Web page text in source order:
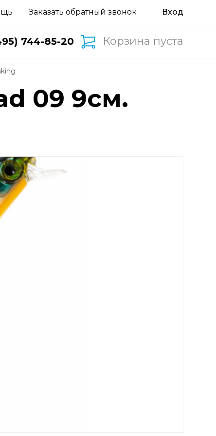
Заказать обратный звонок
744-85-20 Корзина пуста
09 9см.